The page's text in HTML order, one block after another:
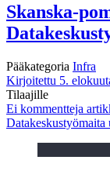
Skanska-
Pääkategoria Infra
Kirjoitettu 5.
Tilaajille
Ei kommentteja
Datakeskustyömaita